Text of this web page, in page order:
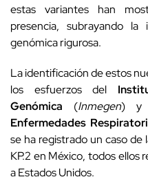
estas variantes han
presencia, subrayando
genómica rigurosa.
La identificación de estos
los esfuerzos del
Genómica (Inmegen) y
Enfermedades
se ha registrado un caso de
KP.2 en México, todos ellos
a Estados Unidos.